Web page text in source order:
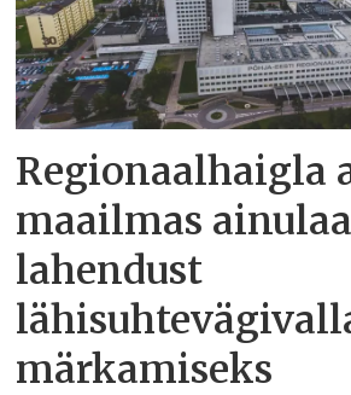
Regionaalhaigla
maailmas
lahendust
märkamiseks